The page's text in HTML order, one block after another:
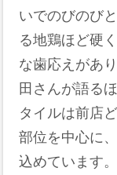
いでのびのび
る地鶏ほど硬
な歯応えがあ
田さんが語る
タイルは前店
部位を中心に
込めています。